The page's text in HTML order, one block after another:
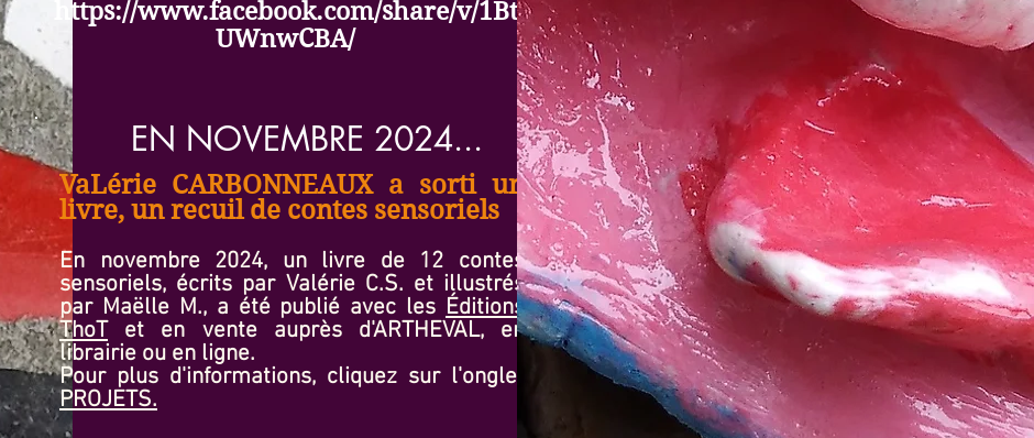
https://www.facebook.com/share/v/1Bt
UWnwCBA/
EN NOVEMBRE 2024...
VaLérie CARBONNEAUX a sorti un
livre, un recuil de contes sensoriels
En novembre 2024, un livre de 12 contes
sensoriels, écrits par Valérie C.S. et illustrés
par Maëlle M., a été publié avec les Éditions
ThoTet en vente auprès d'ARTHEVAL, en
librairie ou en ligne.
Pour plus d'informations, cliquez sur l'onglet
PROJETS.